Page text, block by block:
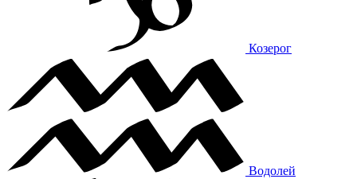
Козерог
Водолей